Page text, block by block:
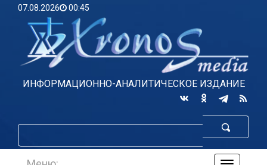
07.08.2026 00:45
ИНФОРМАЦИОННО-АНАЛИТИЧЕСКОЕ ИЗДАНИЕ